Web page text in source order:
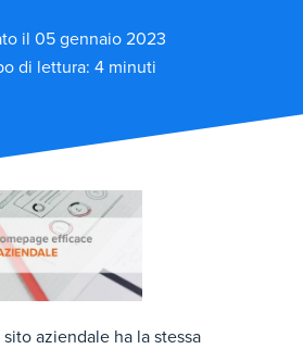
il 05 gennaio 2023
di lettura: 4 minuti
aziendale ha la stessa